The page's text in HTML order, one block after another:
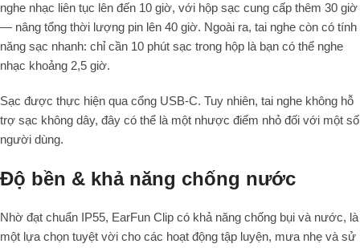
nghe nhạc liên tục lên đến 10 giờ, với hộp sạc cung cấp thêm 30 giờ
— nâng tổng thời lượng pin lên 40 giờ. Ngoài ra, tai nghe còn có tính
năng sạc nhanh: chỉ cần 10 phút sạc trong hộp là bạn có thể nghe
nhạc khoảng 2,5 giờ.
Sạc được thực hiện qua cổng USB-C. Tuy nhiên, tai nghe không hỗ
trợ sạc không dây, đây có thể là một nhược điểm nhỏ đối với một số
người dùng.
Độ bền & khả năng chống nước
Nhờ đạt chuẩn IP55, EarFun Clip có khả năng chống bụi và nước, là
một lựa chọn tuyệt vời cho các hoạt động tập luyện, mưa nhẹ và sử